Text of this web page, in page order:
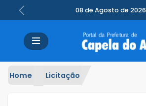
08 de Agosto de 2026
Previous
Home Licitação